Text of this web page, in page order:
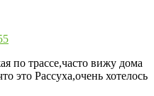
по трассе,часто вижу дома
это Рассуха,очень хотелось